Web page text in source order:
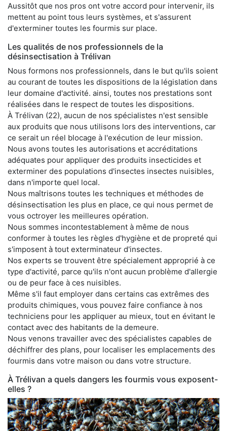
Aussitôt que nos pros ont votre accord pour intervenir, ils
mettent au point tous leurs systèmes, et s'assurent
d'exterminer toutes les fourmis sur place.
Les qualités de nos professionnels de la
désinsectisation à Trélivan
Nous formons nos professionnels, dans le but qu'ils soient
au courant de toutes les dispositions de la législation dans
leur domaine d'activité. ainsi, toutes nos prestations sont
réalisées dans le respect de toutes les dispositions.
À Trélivan (22), aucun de nos spécialistes n'est sensible
aux produits que nous utilisons lors des interventions, car
ce serait un réel blocage à l'exécution de leur mission.
Nous avons toutes les autorisations et accréditations
adéquates pour appliquer des produits insecticides et
exterminer des populations d'insectes insectes nuisibles,
dans n'importe quel local.
Nous maîtrisons toutes les techniques et méthodes de
désinsectisation les plus en place, ce qui nous permet de
vous octroyer les meilleures opération.
Nous sommes incontestablement à même de nous
conformer à toutes les règles d'hygiène et de propreté qui
s'imposent à tout exterminateur d'insectes.
Nos experts se trouvent être spécialement approprié à ce
type d'activité, parce qu'ils n'ont aucun problème d'allergie
ou de peur face à ces nuisibles.
Même s'il faut employer dans certains cas extrêmes des
produits chimiques, vous pouvez faire confiance à nos
techniciens pour les appliquer au mieux, tout en évitant le
contact avec des habitants de la demeure.
Nous venons travailler avec des spécialistes capables de
déchiffrer des plans, pour localiser les emplacements des
fourmis dans votre maison ou dans votre structure.
À Trélivan a quels dangers les fourmis vous exposent-
elles ?